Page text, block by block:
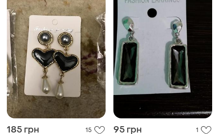
185 грн 15 95 грн 1